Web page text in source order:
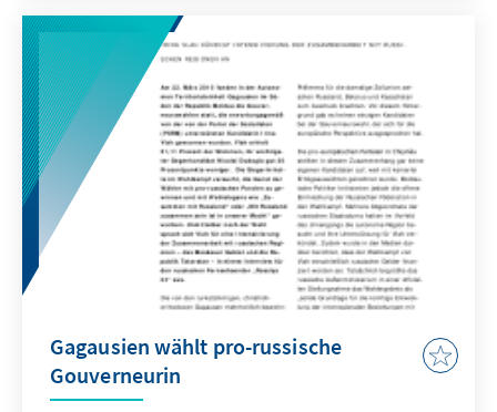
der Partei der Kommunisten (PCRM) zu der
Partei der Sozialisten (PSRM) bzw. der
populistischen sogenannten „Unsere Partei“
(PN) des russischsprachigen Oligarchen
Renato Usatîi verlagert hat.
Gagausien wählt pro-russische
Gouverneurin